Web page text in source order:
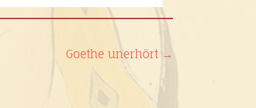
Goethe unerhört →